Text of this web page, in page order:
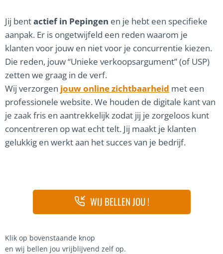
Jij bentactief in Pepingen en je hebt een specifieke
aanpak. Er is ongetwijfeld een reden waarom je
klanten voor jouw en niet voor je concurrentie kiezen.
Die reden, jouw “Unieke verkoopsargument” (of USP)
zetten we graag in de verf.
Wij verzorgen jouw online zichtbaarheid met een
professionele website. We houden de digitale kant van
je zaak fris en aantrekkelijk zodat jij je zorgeloos kunt
concentreren op wat echt telt. Jij maakt je klanten
gelukkig en werkt aan het succes van je bedrijf.
WIJ BELLEN JOU !
Klik op bovenstaande knop
en wij bellen jou vrijblijvend zelf op.